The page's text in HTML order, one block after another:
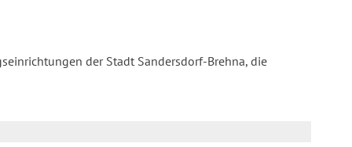
der Stadt Sandersdorf-Brehna, die